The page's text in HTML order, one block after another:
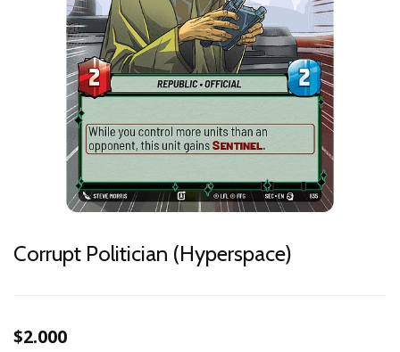
Corrupt Politician (Hyperspace)
$2.000